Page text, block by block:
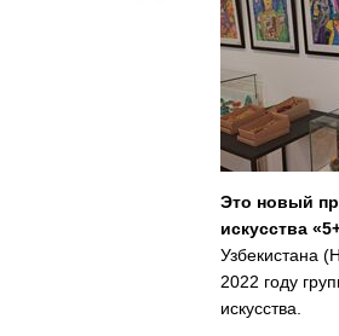
Это новый
искусства
Узбекистана
2022 году
искусства.